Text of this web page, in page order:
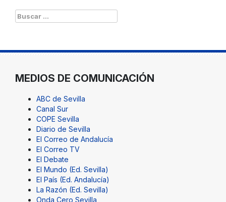
Buscar:
MEDIOS DE COMUNICACIÓN
ABC de Sevilla
Canal Sur
COPE Sevilla
Diario de Sevilla
El Correo de Andalucía
El Correo TV
El Debate
El Mundo (Ed. Sevilla)
El País (Ed. Andalucía)
La Razón (Ed. Sevilla)
Onda Cero Sevilla